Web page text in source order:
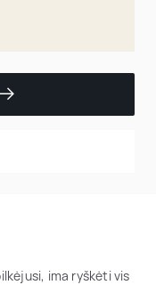
ima ryškėti vis